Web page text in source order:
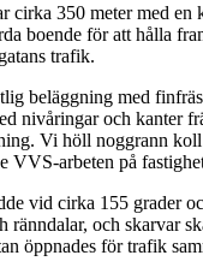
350 meter med en
boende för att hålla
trafik.
beläggning med
och kanter
Vi höll noggrann
VVS-arbeten på
vid cirka 155 grader
och skarvar
öppnades för trafik